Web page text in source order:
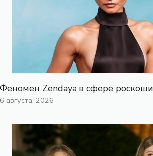
Феномен Zendaya в сфере роскоши
6 августа, 2026